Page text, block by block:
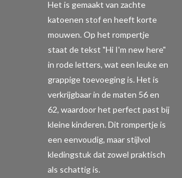
Het is gemaakt van zachte
katoenen stof en heeft korte
mouwen. Op het rompertje
staat de tekst "Hi I'm new here"
in rode letters, wat een leuke en
grappige toevoeging is. Het is
verkrijgbaar in de maten 56 en
62, waardoor het perfect past bij
kleine kinderen. Dit rompertje is
een eenvoudig, maar stijlvol
kledingstuk dat zowel praktisch
als schattig is.